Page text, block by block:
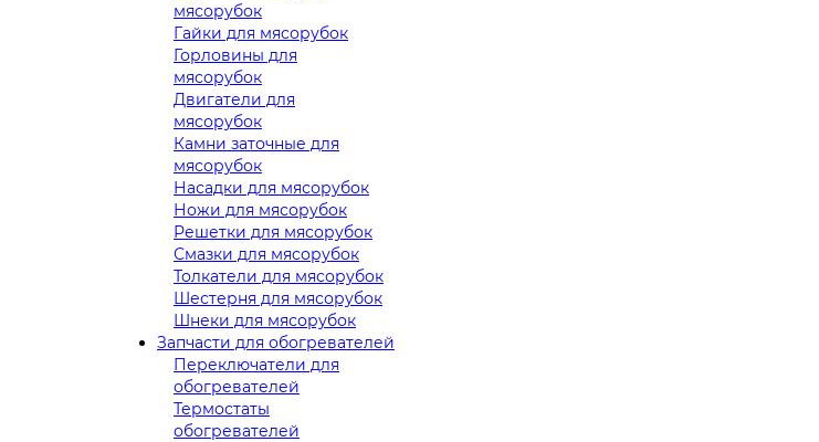
мясорубок
Гайки для мясорубок
Горловины для
мясорубок
Двигатели для
мясорубок
Камни заточные для
мясорубок
Насадки для мясорубок
Ножи для мясорубок
Решетки для мясорубок
Смазки для мясорубок
Толкатели для мясорубок
Шестерня для мясорубок
Шнеки для мясорубок
Запчасти для обогревателей
Переключатели для
обогревателей
Термостаты
обогревателей